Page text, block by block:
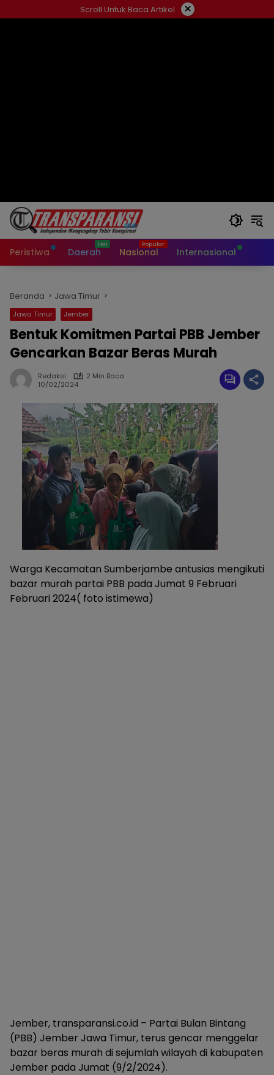
ke
Scroll Untuk Baca Artikel ×
Peristiwa Daerah Nasional Internasional
Beranda Jawa Timur
Jawa Timur Jember
Bentuk Komitmen Partai PBB Jember
Gencarkan Bazar Beras Murah
Redaksi
2 Min Baca
10/02/2024
Warga Kecamatan Sumberjambe antusias mengikuti
bazar murah partai PBB pada Jumat 9 Februari
Februari 2024( foto istimewa)
Jember, transparansi.co.id – Partai Bulan Bintang
(PBB) Jember Jawa Timur, terus gencar menggelar
bazar beras murah di sejumlah wilayah di kabupaten
Jember pada Jumat (9/2/2024).